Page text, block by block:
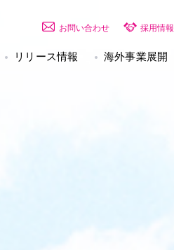
お問い合わせ 採用情報
リリース情報 海外事業展開